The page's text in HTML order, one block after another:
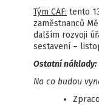
Tým CAF: tento
zaměstnanců
dalším rozvoji
sestavení –
Ostatní náklady:
Na co budou